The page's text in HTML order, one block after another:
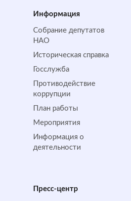
Информация
Собрание депутатов
НАО
Историческая справка
Госслужба
Противодействие
коррупции
План работы
Мероприятия
Информация о
деятельности
Пресс-центр